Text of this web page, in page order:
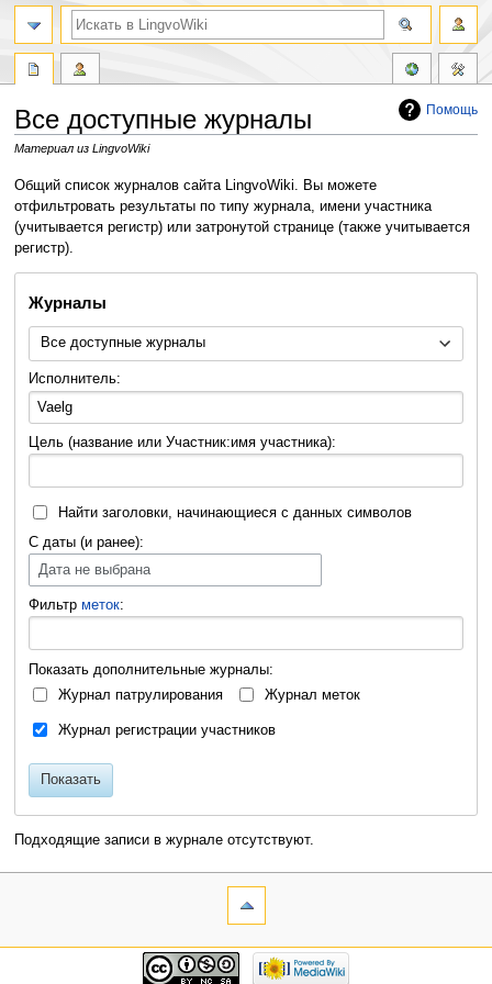
Помощь
Все доступные журналы
Материал из LingvoWiki
Перейти
к
навигации
Перейти
к
поиску
Общий список журналов сайта LingvoWiki. Вы можете
отфильтровать результаты по типу журнала, имени участника
(учитывается регистр) или затронутой странице (также учитывается
регистр).
Журналы
Все доступные журналы
Исполнитель:
Цель (название или Участник:имя участника):
Найти заголовки, начинающиеся с данных символов
С даты (и ранее):
Дата не выбрана
Фильтрметок:
Показать дополнительные журналы:
Журнал патрулирования
Журнал меток
Журнал регистрации участников
Показать
Подходящие записи в журнале отсутствуют.